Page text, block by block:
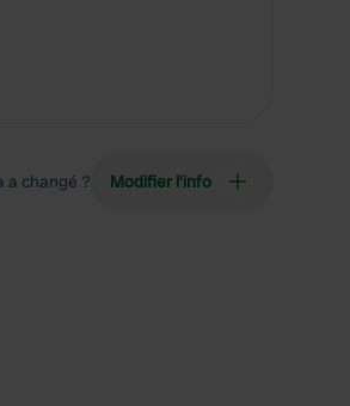
a changé ? Modifier l’info